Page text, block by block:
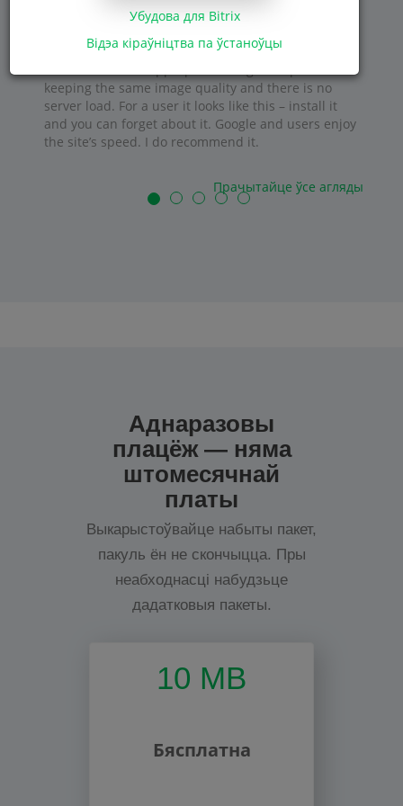
I really like this product! It has all the necessary
keeping the same image quality and there is no
server load. For a user it looks like this – install it
and you can forget about it. Google and users enjoy
the site’s speed. I do recommend it.
Прачытайце ўсе агляды
Аднаразовы
плацёж — няма
штомесячнай
платы
Выкарыстоўвайце набыты пакет,
пакуль ён не скончыцца. Пры
неабходнасці набудзьце
дадатковыя пакеты.
10 MB
Бясплатна
Убудова для Bitrix
Відэа кіраўніцтва па ўстаноўцы